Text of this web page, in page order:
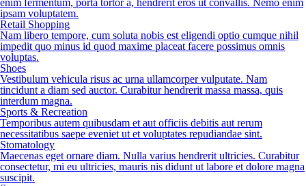
enim fermentum, porta tortor a, hendrerit eros ut convallis. Nemo enim
ipsam voluptatem.
Retail Shopping
Nam libero tempore, cum soluta nobis est eligendi optio cumque nihil
impedit quo minus id quod maxime placeat facere possimus omnis
voluptas.
Shoes
Vestibulum vehicula risus ac urna ullamcorper vulputate. Nam
tincidunt a diam sed auctor. Curabitur hendrerit massa massa, quis
interdum magna.
Sports & Recreation
Temporibus autem quibusdam et aut officiis debitis aut rerum
necessitatibus saepe eveniet ut et voluptates repudiandae sint.
Stomatology
Maecenas eget ornare diam. Nulla varius hendrerit ultricies. Curabitur
consectetur, mi eu ultricies, mauris nis didunt ut labore et dolore magna
suscipit.